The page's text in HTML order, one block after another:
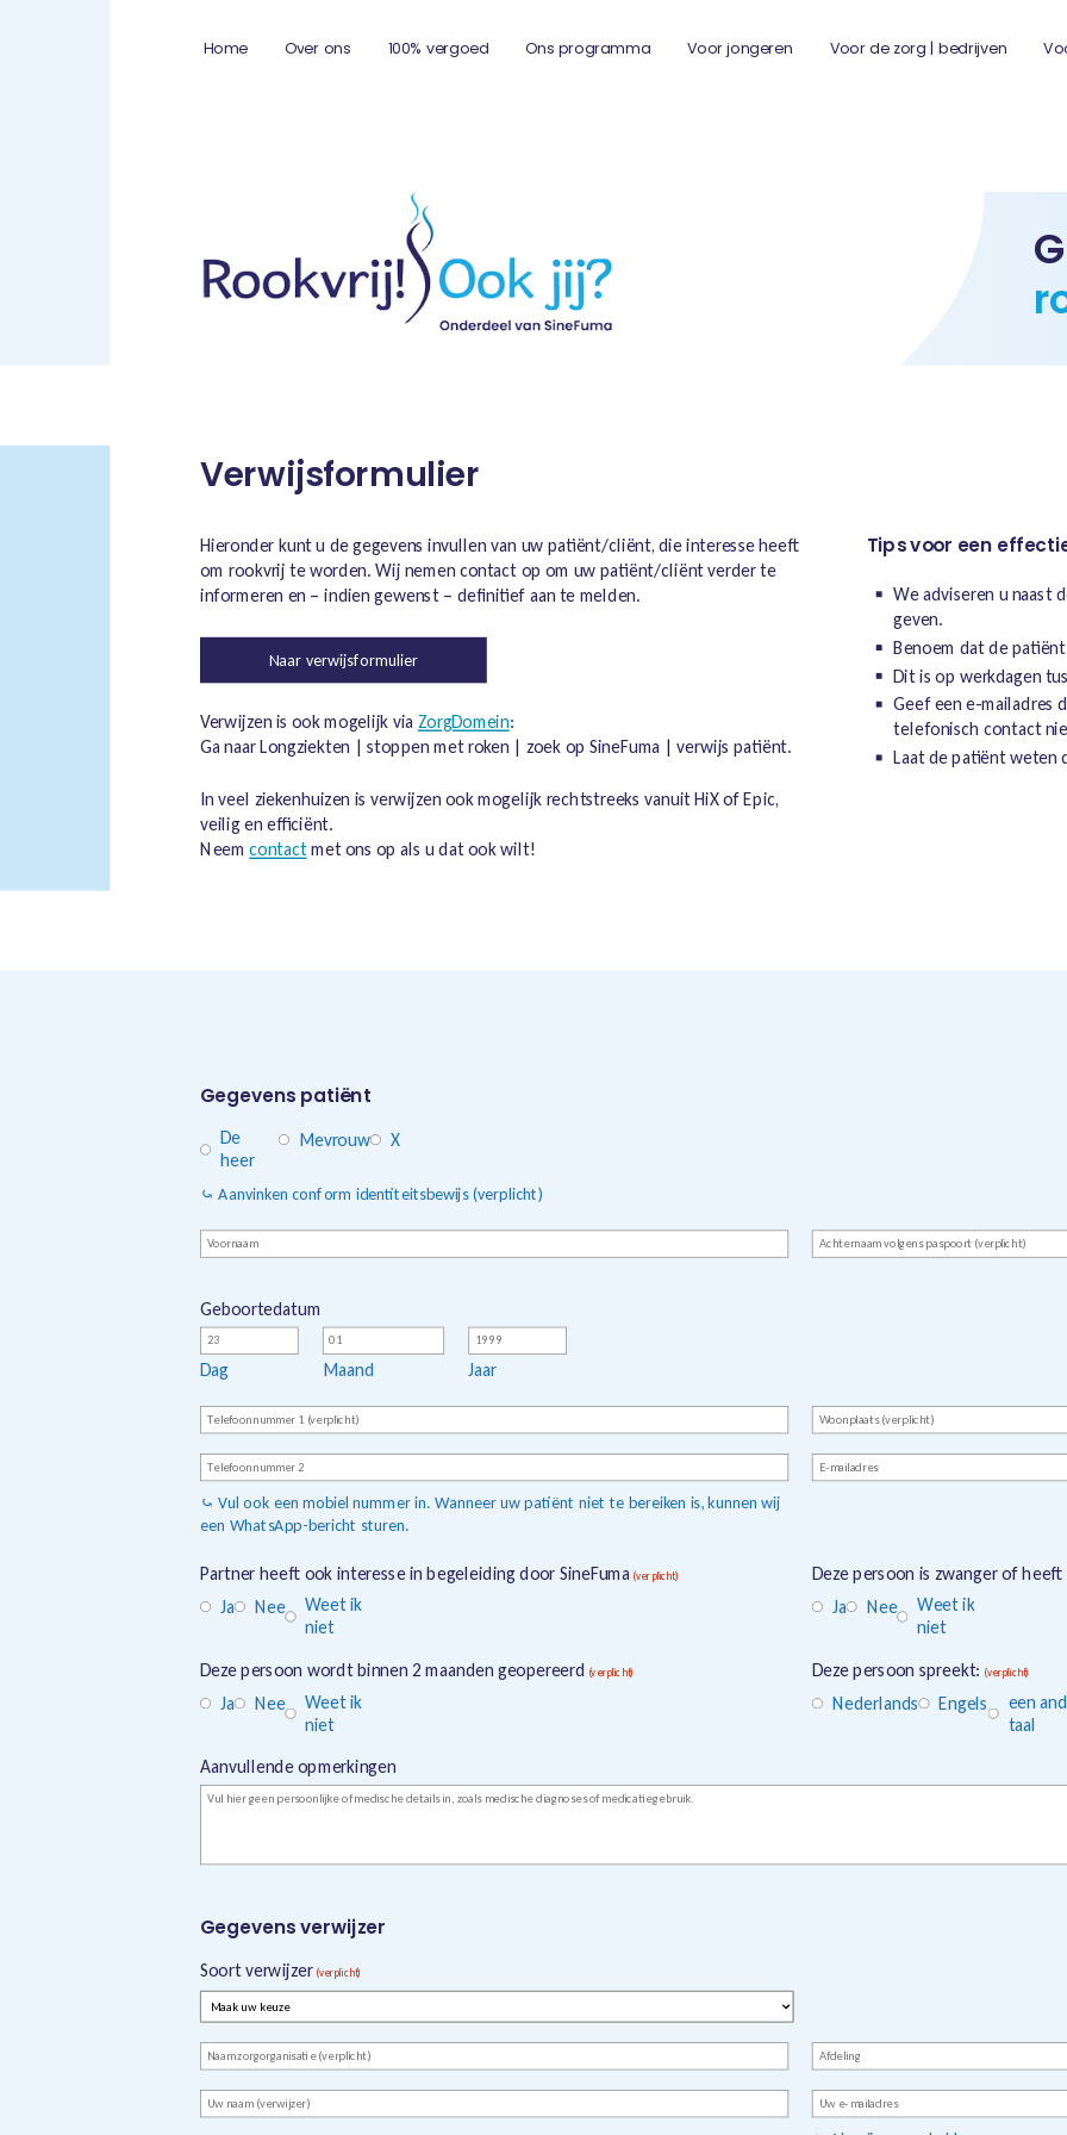
Home Over ons 100% vergoed Ons programma Voor jongeren Voor de zorg | bedrijven
Verwijsformulier
Hieronder kunt u de gegevens invullen van uw patiënt/cliënt, die interesse heeft
om rookvrij te worden. Wij nemen contact op om uw patiënt/cliënt verder te
informeren en – indien gewenst – definitief aan te melden.
Naar verwijsformulier
Verwijzen is ook mogelijk via ZorgDomein:
Ga naar Longziekten | stoppen met roken | zoek op SineFuma | verwijs patiënt.
In veel ziekenhuizen is verwijzen ook mogelijk rechtstreeks vanuit HiX of Epic,
veilig en efficiënt.
Neemcontactmet ons op als u dat ook wilt!
Tips voor een
We adviseren u naast
geven.
Benoem dat de
Dit is op werkdagen
Geef een e-mailadres
telefonisch contact
Laat de patiënt weten
Gegevens patiënt
Geslacht
(verplicht)
De
heer
Mevrouw X
⤿ Aanvinken conform identiteitsbewijs (verplicht)
Voornaam/-
namen
Achternaam
Geboortedatum
Dag Maand Jaar
Telefoonnummer Woonplaats
Telefoonnummer
(extra)
⤿ Vul ook een mobiel nummer in. Wanneer uw patiënt niet te bereiken is, kunnen wij
een WhatsApp-bericht sturen.
E-
mailadres
Partner heeft ook interesse in begeleiding door SineFuma (verplicht)
Ja Nee
Weet ik
niet
Deze persoon is zwanger of
Ja
Nee
Weet ik
niet
Deze persoon wordt binnen 2 maanden geopereerd (verplicht)
Ja Nee Weet ik
niet
Deze persoon spreekt: (verplicht)
Nederlands Engels een
taal
Aanvullende opmerkingen
Gegevens verwijzer
Soort verwijzer (verplicht)
Naam
zorgorganisatie
(verplicht)
Afdeling
Naam
verwijzer
E-
mailadres